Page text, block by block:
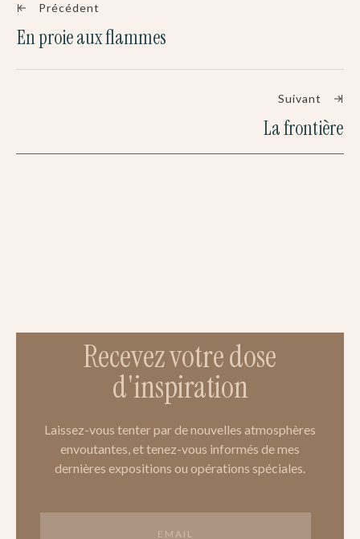
Précédent
En proie aux flammes
Suivant
La frontière
Recevez votre dose
d'inspiration
Laissez-vous tenter par de nouvelles atmosphères
envoutantes, et tenez-vous informés de mes
dernières expositions ou opérations spéciales.